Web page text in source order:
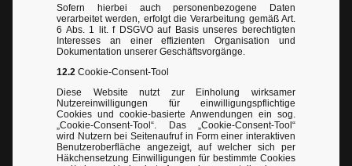
Sofern hierbei auch personenbezogene Daten
verarbeitet werden, erfolgt die Verarbeitung gemäß Art.
6 Abs. 1 lit. f DSGVO auf Basis unseres berechtigten
Interesses an einer effizienten Organisation und
Dokumentation unserer Geschäftsvorgänge.
12.2 Cookie-Consent-Tool
Diese Website nutzt zur Einholung wirksamer
Nutzereinwilligungen für einwilligungspflichtige
Cookies und cookie-basierte Anwendungen ein sog.
„Cookie-Consent-Tool“. Das „Cookie-Consent-Tool“
wird Nutzern bei Seitenaufruf in Form einer interaktiven
Benutzeroberfläche angezeigt, auf welcher sich per
Häkchensetzung Einwilligungen für bestimmte Cookies